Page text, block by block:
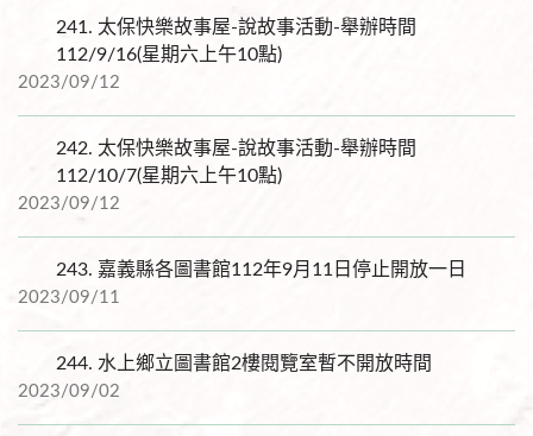
241. 太保快樂故事屋-說故事活動-舉辦時間
112/9/16(星期六上午10點)
2023/09/12
242. 太保快樂故事屋-說故事活動-舉辦時間
112/10/7(星期六上午10點)
2023/09/12
243. 嘉義縣各圖書館112年9月11日停止開放一日
2023/09/11
244. 水上鄉立圖書館2樓閱覽室暫不開放時間
2023/09/02